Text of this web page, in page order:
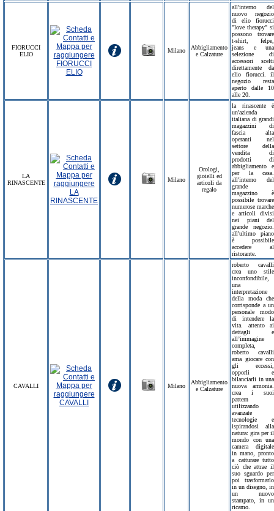
FIORUCCI
ELIO
Milano
Abbigliamento
e Calzature
all'interno del
nuovo negozio
di elio fiorucci
"love therapy" si
possono trovare
t-shirt, felpe,
jeans e una
selezione di
accessori scelti
direttamente da
elio fiorucci. il
negozio resta
aperto dalle 10
alle 20.
LA
RINASCENTE
Milano
Orologi,
gioielli ed
articoli da
regalo
la rinascente è
un'azienda
italiana di grandi
magazzini di
fascia alta
operanti nel
settore della
vendita di
prodotti di
abbigliamento e
per la casa.
all'interno del
grande
magazzino è
possibile trovare
numerose marche
e articoli divisi
nei piani del
grande negozio.
all'ultimo piano
è possibile
accedere al
ristorante.
CAVALLI Milano
Abbigliamento
e Calzature
roberto cavalli
crea uno stile
inconfondibile,
una
interpretazione
della moda che
corrisponde a un
personale modo
di intendere la
vita. attento ai
dettagli e
all’immagine
completa,
roberto cavalli
ama giocare con
gli eccessi,
opporli e
bilanciarli in una
nuova armonia.
crea i suoi
pattern
utilizzando
avanzate
tecnologie e
ispirandosi alla
natura: gira per il
mondo con una
camera digitale
in mano, pronto
a catturare tutto
ciò che attrae il
suo sguardo per
poi trasformarlo
in un disegno, in
un nuovo
stampato, in un
ricamo.